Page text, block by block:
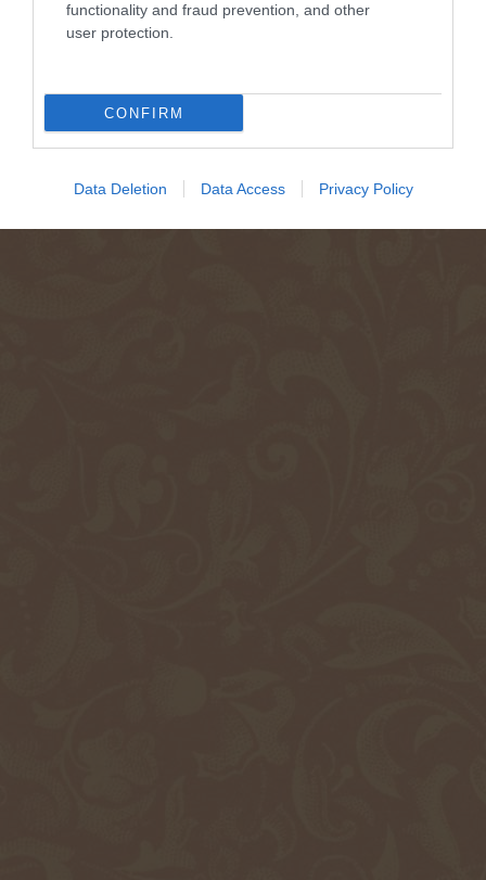
functionality and fraud prevention, and other
user protection.
CONFIRM
Data Deletion Data Access Privacy Policy